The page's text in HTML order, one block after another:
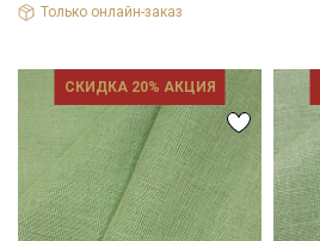
Только онлайн-заказ
СКИДКА 20% АКЦИЯ